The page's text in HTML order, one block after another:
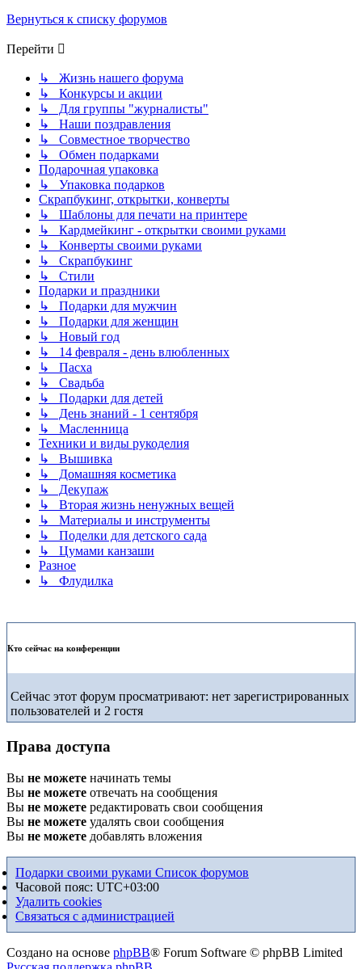
Вернуться к списку форумов
Перейти
↳ Жизнь нашего форума
↳ Конкурсы и акции
↳ Для группы "журналисты"
↳ Наши поздравления
↳ Совместное творчество
↳ Обмен подарками
Подарочная упаковка
↳ Упаковка подарков
Скрапбукинг, открытки, конверты
↳ Шаблоны для печати на принтере
↳ Кардмейкинг - открытки своими руками
↳ Конверты своими руками
↳ Скрапбукинг
↳ Стили
Подарки и праздники
↳ Подарки для мужчин
↳ Подарки для женщин
↳ Новый год
↳ 14 февраля - день влюбленных
↳ Пасха
↳ Свадьба
↳ Подарки для детей
↳ День знаний - 1 сентября
↳ Масленница
Техники и виды рукоделия
↳ Вышивка
↳ Домашняя косметика
↳ Декупаж
↳ Вторая жизнь ненужных вещей
↳ Материалы и инструменты
↳ Поделки для детского сада
↳ Цумами канзаши
Разное
↳ Флудилка
Кто сейчас на конференции
Сейчас этот форум просматривают: нет зарегистрированных
пользователей и 2 гостя
Права доступа
Вы не можете начинать темы
Вы не можете отвечать на сообщения
Вы не можете редактировать свои сообщения
Вы не можете удалять свои сообщения
Вы не можете добавлять вложения
Подарки своими руками Список форумов
Часовой пояс: UTC+03:00
Удалить cookies
Связаться с администрацией
Создано на основе phpBB® Forum Software © phpBB Limited